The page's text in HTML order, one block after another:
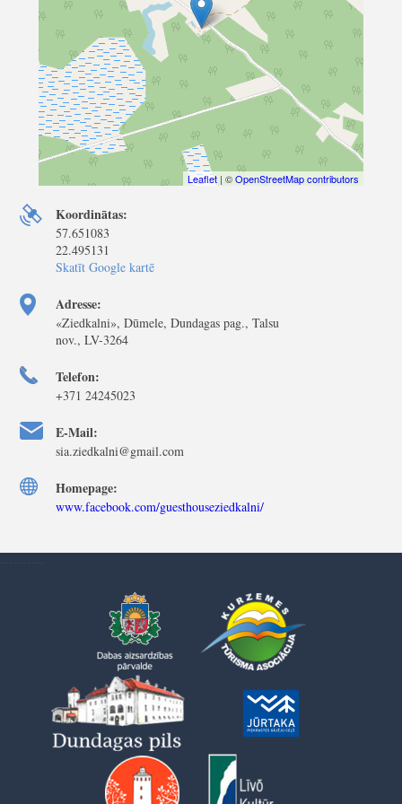
Leaflet | ©OpenStreetMap contributors
Koordinātas:
57.651083
22.495131
Skatīt Google kartē
Adresse:
«Ziedkalni», Dūmele, Dundagas pag., Talsu
nov., LV-3264
Telefon:
+371 24245023
E-Mail:
sia.ziedkalni@gmail.com
Homepage:
www.facebook.com/guesthouseziedkalni/